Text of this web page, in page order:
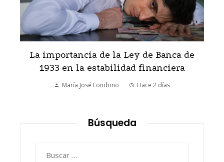
La importancia de la Ley de Banca de
1933 en la estabilidad financiera
María José Londoño Hace 2 días
Búsqueda